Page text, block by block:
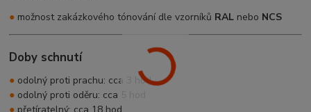
● možnost zakázkového tónování dle vzorníků RAL nebo NCS
Doby schnutí
● odolný proti prachu: cca 3 hod
● odolný proti oděru: cca 5 hod